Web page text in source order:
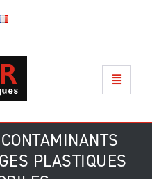
PLASTIQUES